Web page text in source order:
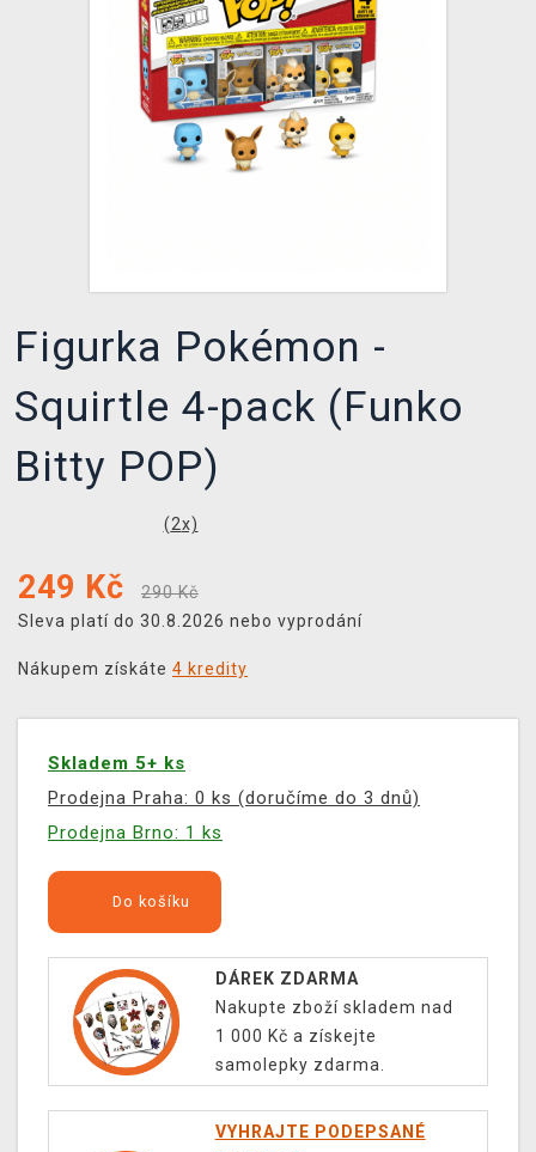
XZONE KLUB
TCG & BOARDGAME HUB
Figurka Pokémon -
Squirtle 4-pack (Funko
Bitty POP)
(2x)
249 Kč
290 Kč
Sleva platí do 30.8.2026 nebo vyprodání
Nákupem získáte 4 kredity
Skladem 5+ ks
Prodejna Praha: 0 ks (doručíme do 3 dnů)
Prodejna Brno: 1 ks
Do košíku
DÁREK ZDARMA
Nakupte zboží skladem nad
1 000 Kč a získejte
samolepky zdarma.
VYHRAJTE PODEPSANÉ